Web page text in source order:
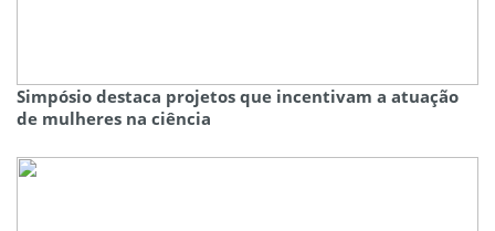
Simpósio destaca projetos que incentivam a atuação
de mulheres na ciência